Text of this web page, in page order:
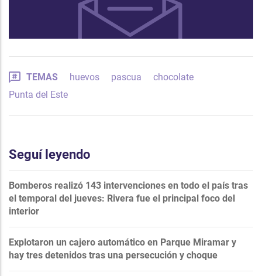
TEMAS huevos pascua
chocolate
Punta del Este
Seguí leyendo
Bomberos realizó 143 intervenciones en todo el país tras
el temporal del jueves: Rivera fue el principal foco del
interior
Explotaron un cajero automático en Parque Miramar y
hay tres detenidos tras una persecución y choque